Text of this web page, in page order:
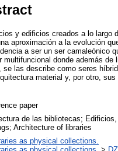
y edificios creados a lo
aproximación a la evolución
a ser un ser camaleónico
multifuncional donde además
se las describe como seres
material y, por otro,
paper
de las bibliotecas;
Architecture of libraries
as physical collections.